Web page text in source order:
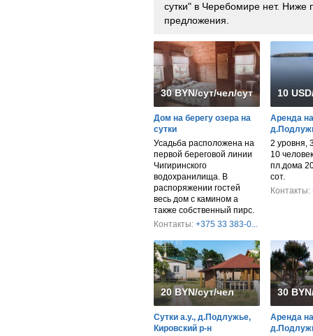
сутки" в Черебомире нет.
предложения.
30 BYN/сут/чел/сут/дом
Дом на берегу озера на
сутки
Усадьба расположена на
первой береговой линии
Чигиринского
водохранилища. В
распоряжении гостей
весь дом с камином а
также собственный пирс.
Контакты: +375 33 383-0...
10
Аренда
2 уровня,
10
пл.дома
сот.
Контакты:
20 BYN/сут/чел
Сутки а.у., д.Подлужье,
Кировский р-н
30
Аренда